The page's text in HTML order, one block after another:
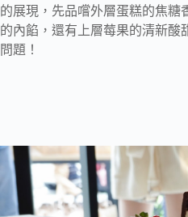
的展現，先品嚐外層蛋糕的焦糖
的內餡，還有上層莓果的清新酸
問題！